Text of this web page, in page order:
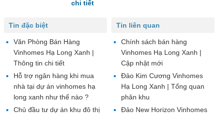
chi tiết
Tin liên quan
Chính sách bán hàng
Vinhomes Hạ Long Xanh |
Cập nhật mới
Đảo Kim Cương Vinhomes
Hạ Long Xanh | Tổng quan
phân khu
Đảo New Horizon Vinhomes
Tin đặc biệt
Văn Phòng Bán Hàng
Vinhomes Hạ Long Xanh |
Thông tin chi tiết
Hỗ trợ ngân hàng khi mua
nhà tại dự án vinhomes hạ
long xanh như thế nào ?
Chủ đầu tư dự án khu đô thị